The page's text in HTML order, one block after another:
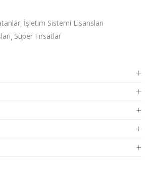
İşletim Sistemi Lisansları
Süper Fırsatlar